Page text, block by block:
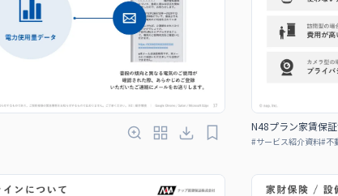
N48プラン家賃保
#サービス紹介資料#不